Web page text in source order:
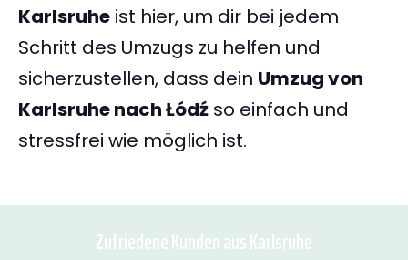
Karlsruhe ist hier, um dir bei jedem
Schritt des Umzugs zu helfen und
sicherzustellen, dass dein Umzug von
Karlsruhe nach Łódź so einfach und
stressfrei wie möglich ist.
Zufriedene Kunden aus Karlsruhe